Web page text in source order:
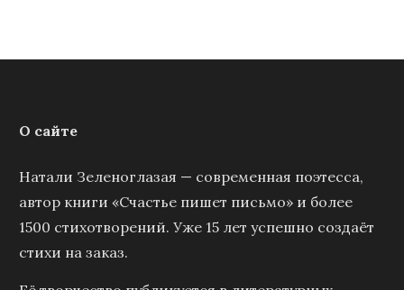
О сайте
Натали Зеленоглазая — современная поэтесса,
автор книги «Счастье пишет письмо» и более
1500 стихотворений. Уже 15 лет успешно создаёт
стихи на заказ.